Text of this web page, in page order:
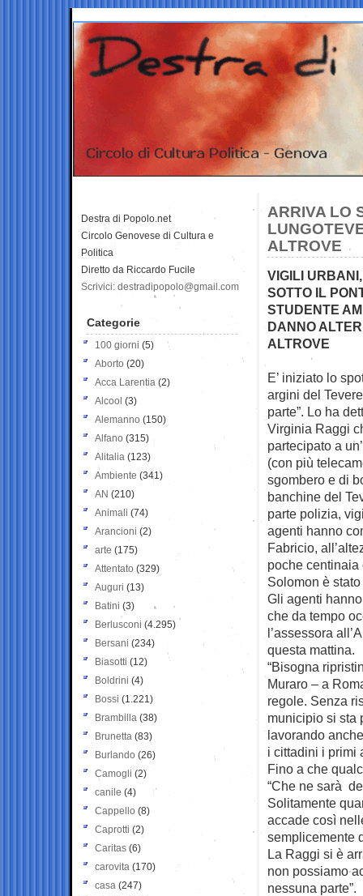
ARRIVA LO
ALTROVE
VIGILI
SOTTO IL
STUDENTE
DANNO
ALTROVE
E’ iniziato lo
argini del
parte”. Lo ha
Virginia Raggi
partecipato a
(con più
sgombero e di
banchine del
parte polizia,
agenti hanno
Fabricio,
poche
Solomon è
Gli agenti
che da tempo
l’assessora
questa mattina.
“Bisogna
Muraro – a
regole. Senza
municipio si sta
lavorando
i cittadini i primi
Fino a che
“Che ne sarà
Solitamente
accade così
semplicemente
La Raggi si è
non possiamo
nessuna parte”.
Destra di Popolo.net
Circolo Genovese di Cultura e
Politica
Diretto da Riccardo Fucile
Scrivici: destradipopolo@gmail.com
Categorie
100 giorni (5)
Aborto (20)
Acca Larentia (2)
Alcool (3)
Alemanno (150)
Alfano (315)
Alitalia (123)
Ambiente (341)
AN (210)
Animali (74)
Arancioni (2)
arte (175)
Attentato (329)
Auguri (13)
Batini (3)
Berlusconi (4.295)
Bersani (234)
Biasotti (12)
Boldrini (4)
Bossi (1.221)
Brambilla (38)
Brunetta (83)
Burlando (26)
Camogli (2)
canile (4)
Cappello (8)
Caprotti (2)
Caritas (6)
carovita (170)
casa (247)